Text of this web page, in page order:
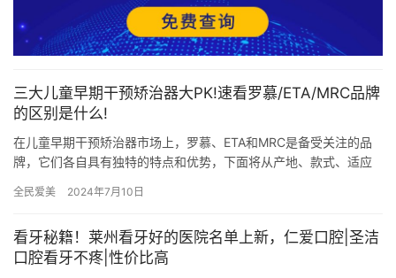
三大儿童早期干预矫治器大PK!速看罗慕/ETA/MRC品牌
的区别是什么!
在儿童早期干预矫治器市场上，罗慕、ETA和MRC是备受关注的品
牌，它们各自具有独特的特点和优势，下面将从产地、款式、适应
供…
全民爱美 2024年7月10日
看牙秘籍！莱州看牙好的医院名单上新，仁爱口腔|圣洁
口腔看牙不疼|性价比高